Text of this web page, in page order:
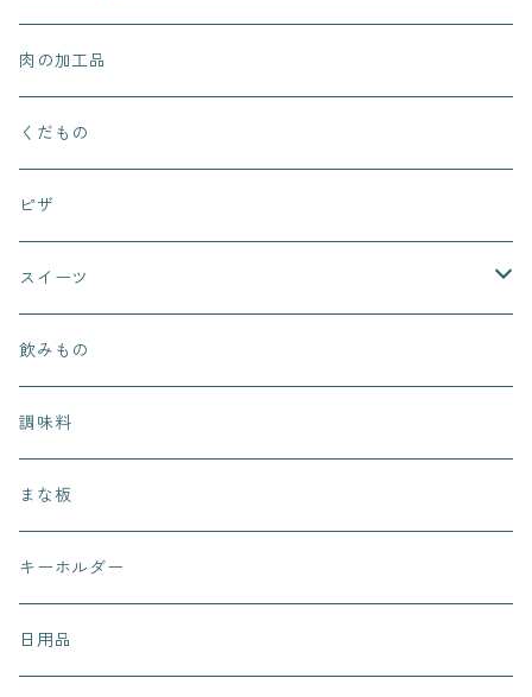
肉の加工品
くだもの
ピザ
スイーツ
まぁるいお月さん
ピノッキオデリ
桜カフェ
有田有為堂
飲みもの
調味料
まな板
キーホルダー
日用品